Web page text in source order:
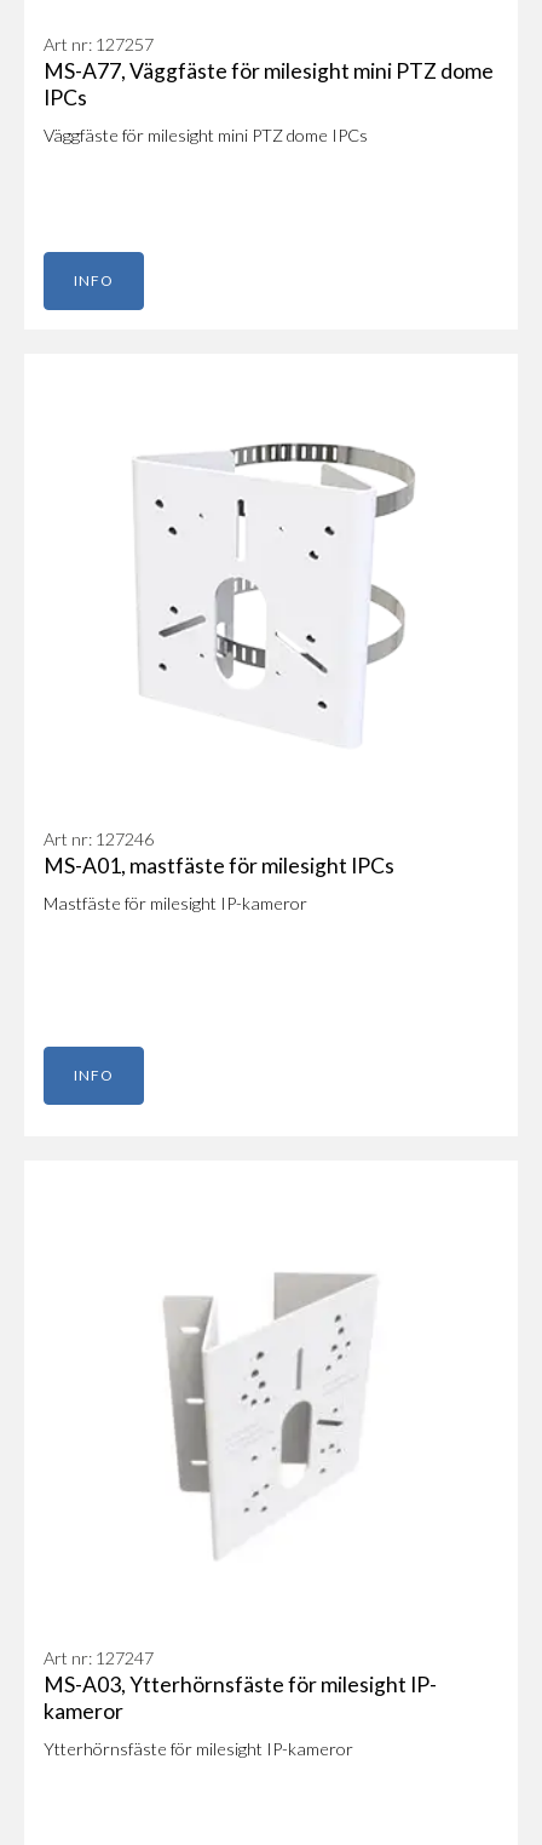
Art nr: 127257
MS-A77, Väggfäste för milesight mini PTZ dome
IPCs
Väggfäste för milesight mini PTZ dome IPCs
INFO
Art nr: 127246
MS-A01, mastfäste för milesight IPCs
Mastfäste för milesight IP-kameror
INFO
Art nr: 127247
MS-A03, Ytterhörnsfäste för milesight IP-
kameror
Ytterhörnsfäste för milesight IP-kameror